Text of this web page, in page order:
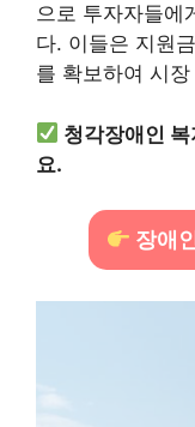
으로 투자자들에
다. 이들은 지원
를 확보하여 시
청각장애인
요.
장애